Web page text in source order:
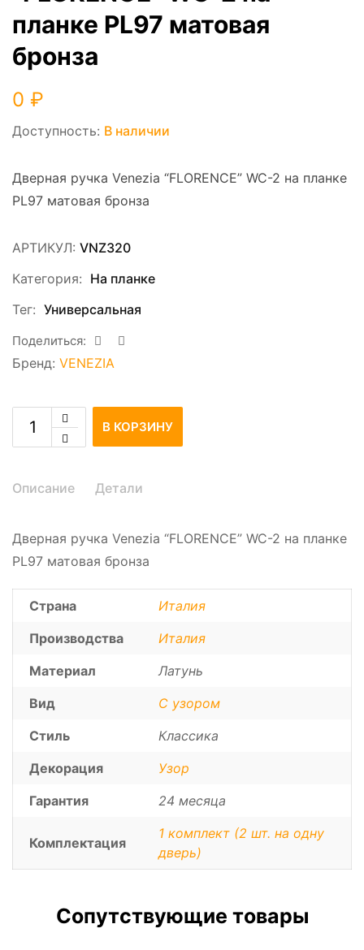
планке PL97 матовая
бронза
0 ₽
Доступность: В наличии
Дверная ручка Venezia “FLORENCE” WC-2 на планке
PL97 матовая бронза
АРТИКУЛ: VNZ320
Категория: На планке
Тег: Универсальная
Поделиться:
Бренд: VENEZIA
В КОРЗИНУ
Описание Детали
Дверная ручка Venezia “FLORENCE” WC-2 на планке
PL97 матовая бронза
Страна
Италия
Производства
Италия
Материал
Латунь
Вид
С узором
Стиль
Классика
Декорация
Узор
Гарантия
24 месяца
Комплектация
1 комплект (2 шт. на одну
дверь)
Сопутствующие товары